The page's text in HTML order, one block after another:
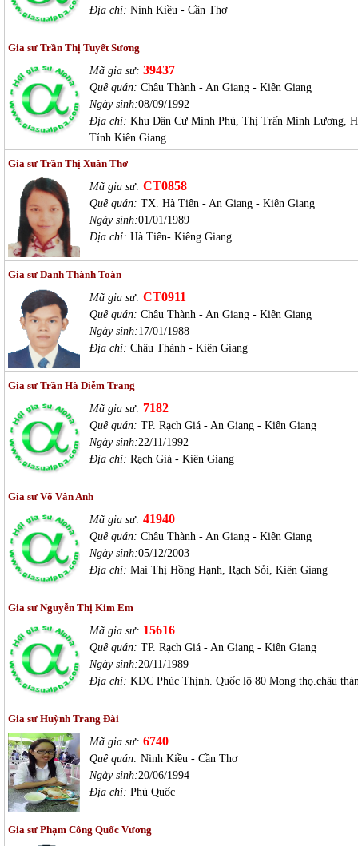
Địa chỉ: Ninh Kiều - Cần Thơ
Gia sư Trần Thị Tuyết Sương
Mã gia sư: 39437
Quê quán: Châu Thành - An Giang - Kiên Giang
Ngày sinh:08/09/1992
Địa chỉ: Khu Dân Cư Minh Phú, Thị Trấn Minh Lương,
Tỉnh Kiên Giang.
Gia sư Trần Thị Xuân Thơ
Mã gia sư: CT0858
Quê quán: TX. Hà Tiên - An Giang - Kiên Giang
Ngày sinh:01/01/1989
Địa chỉ: Hà Tiên- Kiêng Giang
Gia sư Danh Thành Toàn
Mã gia sư: CT0911
Quê quán: Châu Thành - An Giang - Kiên Giang
Ngày sinh:17/01/1988
Địa chỉ: Châu Thành - Kiên Giang
Gia sư Trần Hà Diễm Trang
Mã gia sư: 7182
Quê quán: TP. Rạch Giá - An Giang - Kiên Giang
Ngày sinh:22/11/1992
Địa chỉ: Rạch Giá - Kiên Giang
Gia sư Võ Vân Anh
Mã gia sư: 41940
Quê quán: Châu Thành - An Giang - Kiên Giang
Ngày sinh:05/12/2003
Địa chỉ: Mai Thị Hồng Hạnh, Rạch Sỏi, Kiên Giang
Gia sư Nguyễn Thị Kim Em
Mã gia sư: 15616
Quê quán: TP. Rạch Giá - An Giang - Kiên Giang
Ngày sinh:20/11/1989
Địa chỉ: KDC Phúc Thịnh. Quốc lộ 80 Mong thọ.châu
Gia sư Huỳnh Trang Đài
Mã gia sư: 6740
Quê quán: Ninh Kiều - Cần Thơ
Ngày sinh:20/06/1994
Địa chỉ: Phú Quốc
Gia sư Phạm Công Quốc Vương